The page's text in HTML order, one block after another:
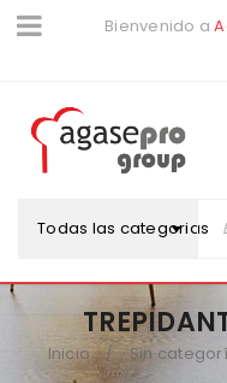
Bienvenido a
Todas las categorias
Inicio / Sin